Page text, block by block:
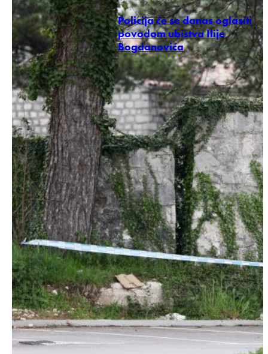
Policija će se danas oglasiti
povodom ubistva Ilije
Bogdanovića